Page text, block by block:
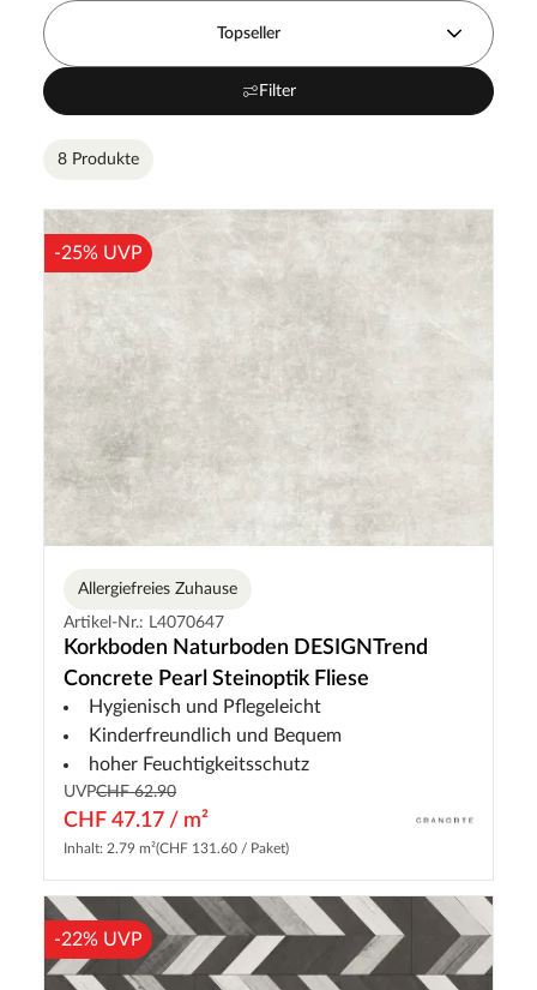
Topseller
Filter
8 Produkte
-25% UVP
Allergiefreies Zuhause
Artikel-Nr.: L4070647
Korkboden Naturboden DESIGNTrend
Concrete Pearl Steinoptik Fliese
Hygienisch und Pflegeleicht
Kinderfreundlich und Bequem
hoher Feuchtigkeitsschutz
UVPCHF 62.90
CHF 47.17 / m²
Inhalt: 2.79 m²(CHF 131.60 / Paket)
-22% UVP